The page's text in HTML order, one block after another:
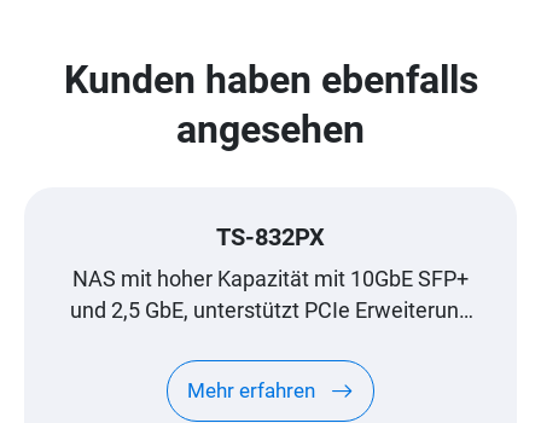
Kunden haben ebenfalls
angesehen
TS-832PX
NAS mit hoher Kapazität mit 10GbE SFP+
und 2,5 GbE, unterstützt PCIe Erweiterung
Mehr erfahren